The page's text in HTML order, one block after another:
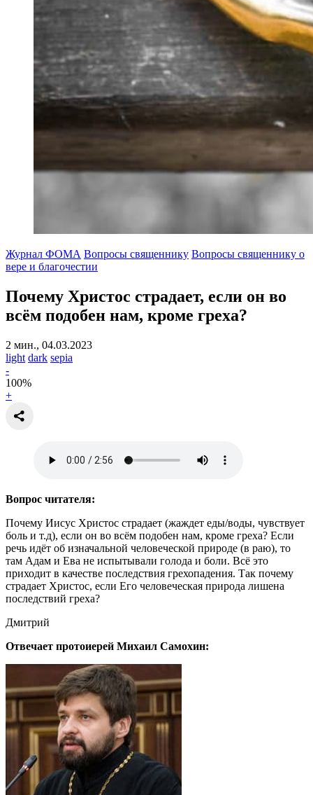
Журнал ФОМА Вопросы священнику Вопросы священнику о
вере и благочестии
Почему Христос страдает, если он во
всём подобен нам, кроме греха?
2 мин., 04.03.2023
light dark sepia
-
100%
+
Вопрос читателя:
Почему Иисус Христос страдает (жаждет еды/воды, чувствует
боль и т.д), если он во всём подобен нам, кроме греха? Если
речь идёт об изначальной человеческой природе (в раю), то
там Адам и Ева не испытывали голода и боли. Всё это
приходит в качестве последствия грехопадения. Так почему
страдает Христос, если Его человеческая природа лишена
последствий греха?
Дмитрий
Отвечает протоиерей Михаил Самохин: